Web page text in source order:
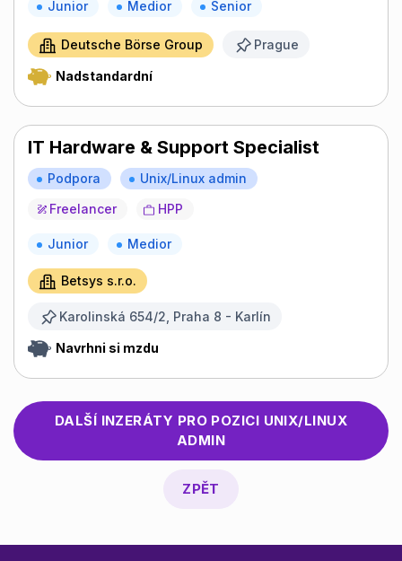
Junior Medior Senior
Deutsche Börse Group Prague
Nadstandardní
IT Hardware & Support Specialist
Podpora
Unix/Linux admin
Freelancer
HPP
Junior Medior
Betsys s.r.o.
Karolinská 654/2, Praha 8 - Karlín
Navrhni si mzdu
DALŠÍ INZERÁTY PRO POZICI UNIX/LINUX
ADMIN
ZPĚT